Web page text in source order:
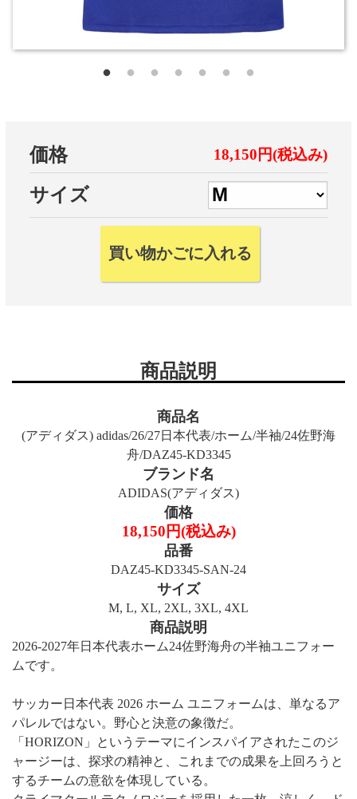
価格 18,150円(税込み)
サイズ
商品説明
商品名
(アディダス) adidas/26/27日本代表/ホーム/半袖/24佐野海
舟/DAZ45-KD3345
ブランド名
ADIDAS(アディダス)
価格
18,150円(税込み)
品番
DAZ45-KD3345-SAN-24
サイズ
M, L, XL, 2XL, 3XL, 4XL
商品説明
2026-2027年日本代表ホーム24佐野海舟の半袖ユニフォー
ムです。
サッカー日本代表 2026 ホーム ユニフォームは、単なるア
パレルではない。野心と決意の象徴だ。
「HORIZON」というテーマにインスパイアされたこのジ
ャージーは、探求の精神と、これまでの成果を上回ろうと
するチームの意欲を体現している。